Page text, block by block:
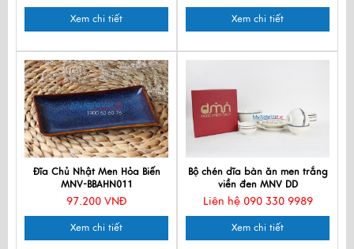
Xem chi tiết Xem chi tiết
Đĩa Chủ Nhật Men Hỏa Biến
MNV-BBAHN011
97.200 VNĐ
Xem chi tiết
Bộ chén dĩa bàn ăn men trắng
viền đen MNV DD
Liên hệ 090 330 9989
Xem chi tiết